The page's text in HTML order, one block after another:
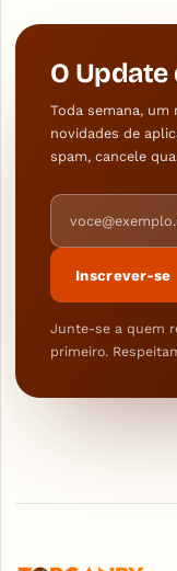
O Update
Toda semana,
novidades de
spam, cancele
Endereço de e-mail
Inscrever-se
Junte-se a quem
primeiro.